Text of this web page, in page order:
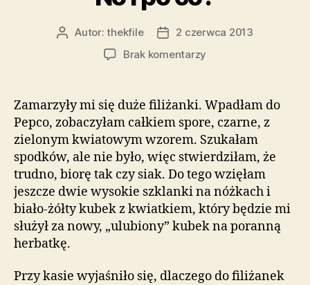
AutorAutor:thekfile
Data2 czerwca 2013
Brak komentarzy
po
co?
Zamarzyły mi się duże filiżanki. Wpadłam do
Pepco, zobaczyłam całkiem spore, czarne, z
zielonym kwiatowym wzorem. Szukałam
spodków, ale nie było, więc stwierdziłam, że
trudno, biorę tak czy siak. Do tego wzięłam
jeszcze dwie wysokie szklanki na nóżkach i
biało-żółty kubek z kwiatkiem, który będzie mi
służył za nowy, „ulubiony” kubek na poranną
herbatkę.
Przy kasie wyjaśniło się, dlaczego do filiżanek